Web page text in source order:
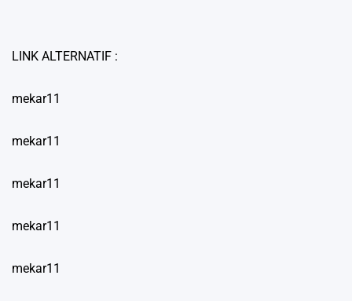
LINK ALTERNATIF :
mekar11
mekar11
mekar11
mekar11
mekar11